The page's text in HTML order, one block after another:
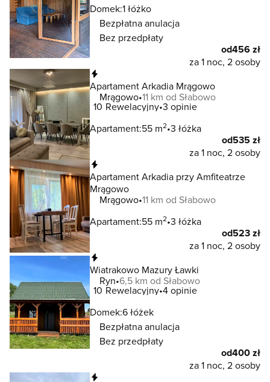
Domek:1 łóżko
Bezpłatna anulacja
Bez przedpłaty
od456 zł
za 1 noc, 2 osoby
Apartament Arkadia Mrągowo
Mrągowo 11 km od Słabowo
10 Rewelacyjny 3 opinie
Apartament:55 m2 3 łóżka
od535 zł
za 1 noc, 2 osoby
Apartament Arkadia przy Amfiteatrze
Mrągowo
Mrągowo 11 km od Słabowo
Apartament:55 m2 3 łóżka
od523 zł
za 1 noc, 2 osoby
Wiatrakowo Mazury Ławki
Ryn 6,5 km od Słabowo
10 Rewelacyjny 4 opinie
Domek:6 łóżek
Bezpłatna anulacja
Bez przedpłaty
od400 zł
za 1 noc, 2 osoby